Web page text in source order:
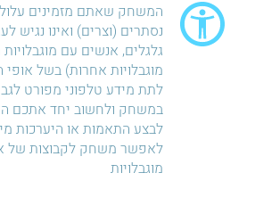
המשחק שאתם מזמינים
נסתרים (וצרים) ואינו נגיש
גלגלים, אנשים עם מוגבלויות
מוגבלויות אחרות) בשל
לתת מידע טלפוני מפורט
במשחק ולחשוב יחד אתכם
לבצע התאמות או היערכות
לאפשר משחק לקבוצות של
מוגבלויות